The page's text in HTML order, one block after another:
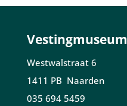
Vestingmuseum
Westwalstraat 6
1411 PB Naarden
035 694 5459